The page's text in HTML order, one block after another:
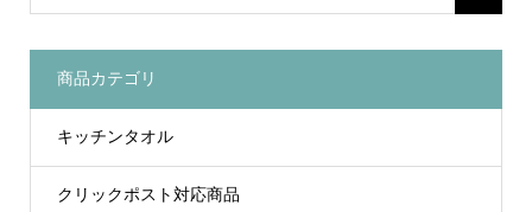
商品カテゴリ
キッチンタオル
クリックポスト対応商品